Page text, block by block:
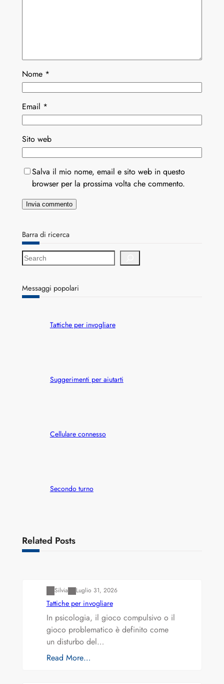
Nome *
Email *
Sito web
Salva il mio nome, email e sito web in questo
browser per la prossima volta che commento.
Barra di ricerca
S
e
r
c
Messaggi popolari
Tattiche per invogliare
Suggerimenti per aiutarti
Cellulare connesso
Secondo turno
Related Posts
Silvia Luglio 31, 2026
Tattiche per invogliare
In psicologia, il gioco compulsivo o il
gioco problematico è definito come
un disturbo del…
Read More…